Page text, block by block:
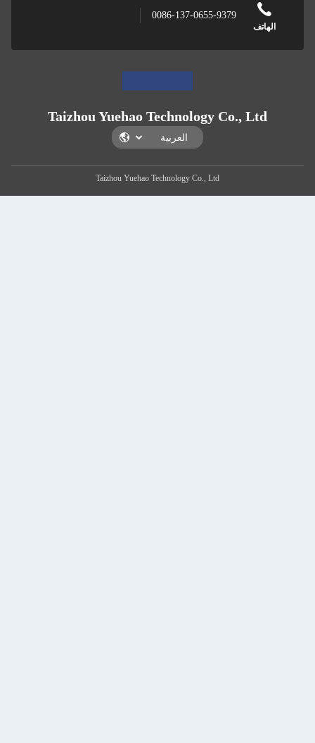
0086-137-
Taizhou Yuehao
Taizhou Yuehao Technology Co.,